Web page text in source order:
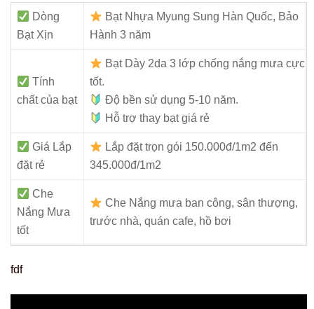
Dòng
Bạt Xịn
Bạt Nhựa Myung Sung Hàn Quốc, Bảo
Hành 3 năm
Tính
chất của bạt
Bạt Dày 2da 3 lớp chống nắng mưa cực
tốt.
Độ bền sử dụng 5-10 năm.
Hỗ trợ thay bạt giá rẻ
Giá Lắp
đặt rẻ
Lắp đặt trọn gói 150.000đ/1m2 đến
345.000đ/1m2
Che
Nắng Mưa
tốt
Che Nắng mưa ban công, sân thượng,
trước nhà, quán cafe, hồ bơi
fdf